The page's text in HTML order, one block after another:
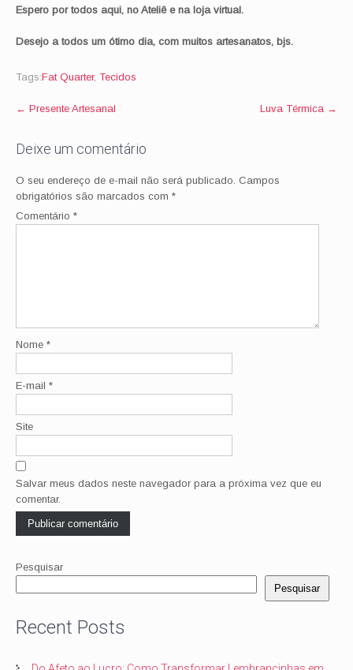
Espero por todos aqui, no Ateliê e na loja virtual.
Desejo a todos um ótimo dia, com muitos artesanatos, bjs.
Tags:Fat Quarter, Tecidos
Post
← Presente Artesanal Luva Térmica →
Deixe um comentário
O seu endereço de e-mail não será publicado. Campos
obrigatórios são marcados com *
Comentário *
Nome *
E-mail *
Site
Salvar meus dados neste navegador para a próxima vez que eu
comentar.
Pesquisar
Pesquisar
Recent Posts